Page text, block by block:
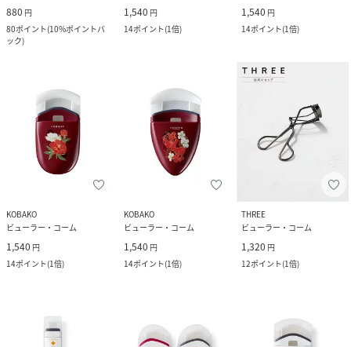
880 円
80ポイント(10%ポイントバ
ック)
1,540 円
14ポイント(1倍)
1,540 円
14ポイント(1倍)
KOBAKO
ビューラー・コーム
1,540 円
14ポイント(1倍)
KOBAKO
ビューラー・コーム
1,540 円
14ポイント(1倍)
THREE
ビューラー・コーム
1,320 円
12ポイント(1倍)